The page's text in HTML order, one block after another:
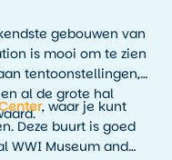
gebouwen van
is mooi om te zien
tentoonstellingen,
al de grote hal
, waar je kunt
Deze buurt is goed
WWI Museum and